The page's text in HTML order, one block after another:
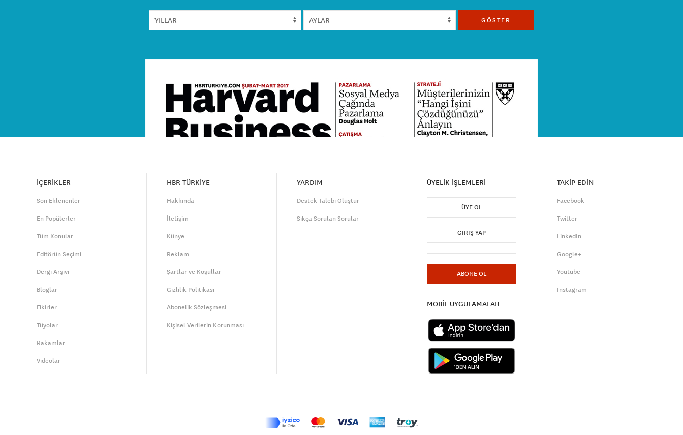
GÖSTER
İÇERİKLER
Son Eklenenler
En Popülerler
Tüm Konular
Editörün Seçimi
Dergi Arşivi
Bloglar
Fikirler
Tüyolar
Rakamlar
Videolar
HBR TÜRKİYE
Hakkında
İletişim
Künye
Reklam
Şartlar ve Koşullar
Gizlilik Politikası
Abonelik Sözleşmesi
Kişisel Verilerin Korunması
YARDIM
Destek Talebi Oluştur
Sıkça Sorulan Sorular
ÜYELİK İŞLEMLERİ
ÜYE OL
GIRIŞ YAP
ABONE OL
MOBİL UYGULAMALAR
TAKİP EDİN
Facebook
Twitter
LinkedIn
Google+
Youtube
Instagram